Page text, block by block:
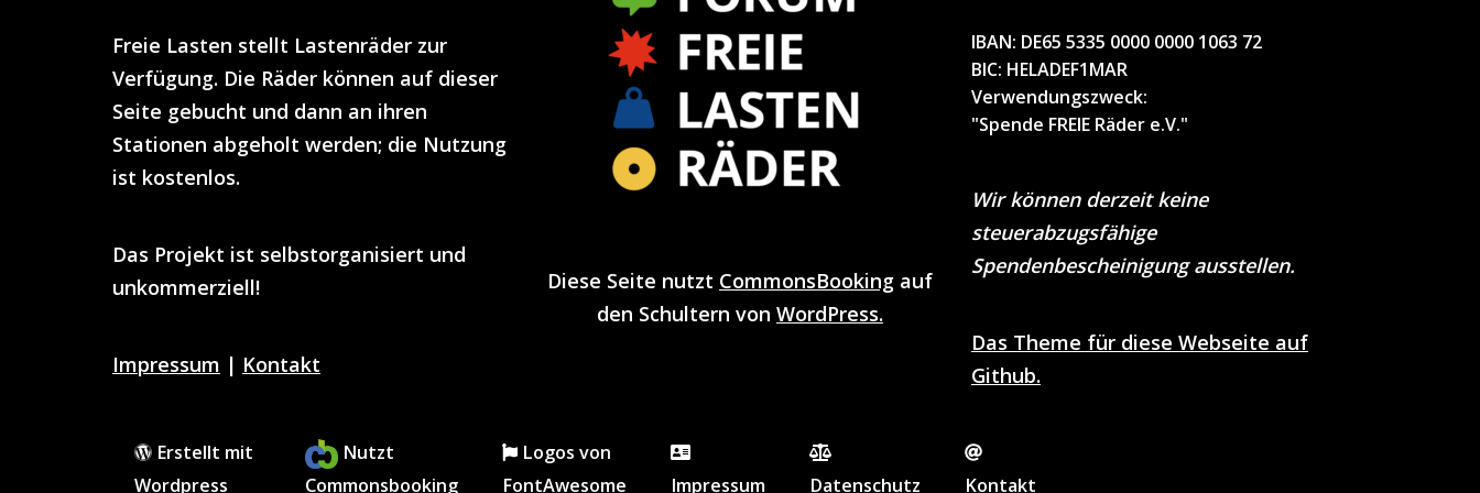
Freie Lasten stellt Lastenräder zur
Verfügung. Die Räder können auf dieser
Seite gebucht und dann an ihren
Stationen abgeholt werden; die Nutzung
ist kostenlos.
Das Projekt ist selbstorganisiert und
unkommerziell!
Impressum | Kontakt
Diese Seite nutzt CommonsBooking auf
den Schultern von WordPress.
IBAN: DE65 5335 0000 0000 1063 72
BIC: HELADEF1MAR
Verwendungszweck:
"Spende FREIE Räder e.V."
Wir können derzeit keine
steuerabzugsfähige
Spendenbescheinigung ausstellen.
Das Theme für diese Webseite auf
Github.
Erstellt mit
Wordpress
Nutzt
Commonsbooking
Logos von
FontAwesome
Impressum Datenschutz Kontakt